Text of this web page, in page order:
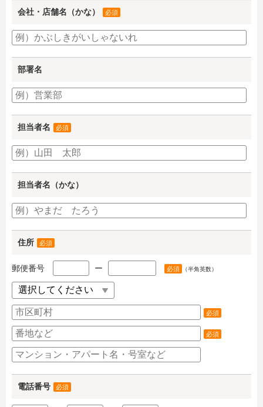
会社・店舗名（かな） 必須
部署名
担当者名 必須
担当者名（かな）
住所 必須
郵便番号 ー 必須 （半角英数）
必須
必須
電話番号 必須